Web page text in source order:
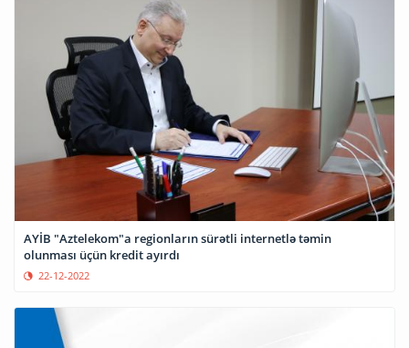
AYİB "Aztelekom"a regionların sürətli internetlə təmin
olunması üçün kredit ayırdı
22-12-2022